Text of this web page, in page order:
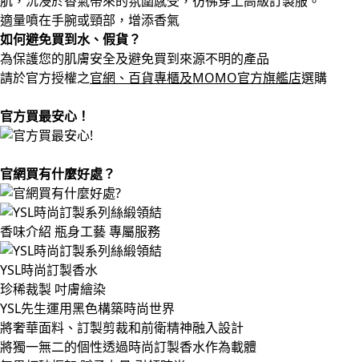
適量噴在手腕或頸部，增添香氣
如何避免買到水、假貨？
為保護您的肌膚安全及避免買到來源不明的產品
請於官方授權之官網、百貨專櫃及MOMO官方旗艦店選購
官方買最安心！
官網買有什麼好處？
香味介紹 瓶身工藝專屬服務
YSL時尚訂製香水
珍稀裁製 吋膚繪染
YSL先生運用黑色構築時尚世界
將奢華面料、訂製剪裁和前衛精神融入設計
將獨一無二的個性透過時尚訂製香水作為載體